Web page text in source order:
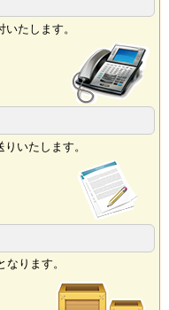
たします。
いたします。
ります。